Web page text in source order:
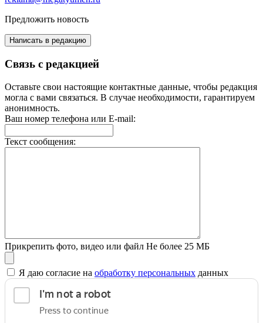
Предложить новость
Написать в редакцию
Связь с редакцией
Оставьте свои настоящие контактные данные, чтобы редакция
могла с вами связаться. В случае необходимости, гарантируем
анонимность.
Ваш номер телефона или E-mail:
Текст сообщения:
Прикрепить фото, видео или файл Не более 25 МБ
Я даю согласие на обработку персональных данных